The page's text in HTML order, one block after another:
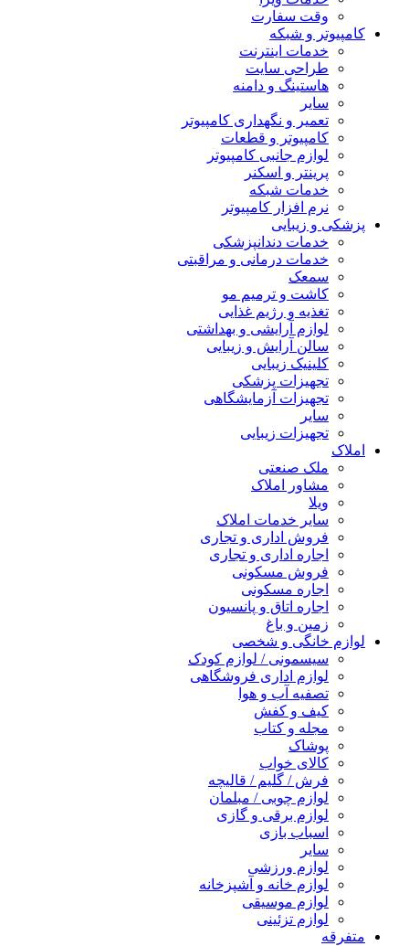
وقت سفارت
کامپیوتر و شبکه
خدمات اینترنت
طراحی سایت
هاستینگ و دامنه
سایر
تعمیر و نگهداری کامپیوتر
کامپیوتر و قطعات
لوازم جانبی کامپیوتر
پرینتر و اسکنر
خدمات شبکه
نرم افزار کامپیوتر
پزشکی و زیبایی
خدمات دندانپزشکی
خدمات درمانی و مراقبتی
سمعک
کاشت و ترمیم مو
تغذیه و رژیم غذایی
لوازم آرایشی و بهداشتی
سالن آرایش و زیبایی
کلینیک زیبایی
تجهیزات پزشکی
تجهیزات آزمایشگاهی
سایر
تجهیزات زیبایی
املاک
ملک صنعتی
مشاور املاک
ویلا
سایر خدمات املاک
فروش اداری و تجاری
اجاره اداری و تجاری
فروش مسکونی
اجاره مسکونی
اجاره اتاق و پانسیون
زمین و باغ
لوازم خانگی و شخصی
سیسمونی / لوازم کودک
لوازم اداری فروشگاهی
تصفیه آب و هوا
کیف و کفش
مجله و کتاب
پوشاک
کالای خواب
فرش / گلیم / قالیچه
لوازم چوبی / مبلمان
لوازم برقی و گازی
اسباب بازی
سایر
لوازم ورزشی
لوازم خانه و آشپزخانه
لوازم موسیقی
لوازم تزئینی
متفرقه